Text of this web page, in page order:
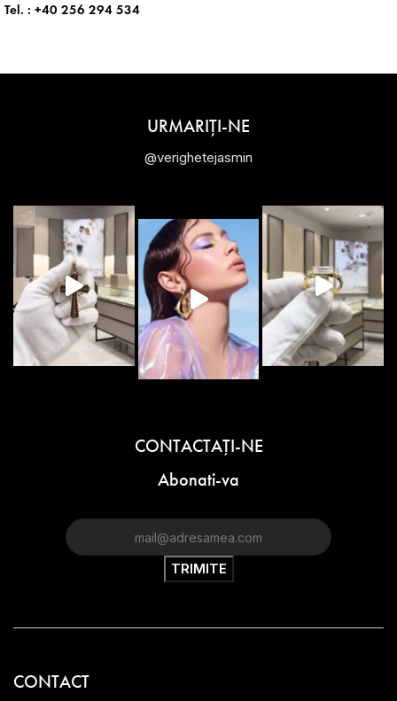
Tel. : +40 256 294 534
URMARIȚI-NE
@verighetejasmin
CONTACTAŢI-NE
Abonati-va
CONTACT